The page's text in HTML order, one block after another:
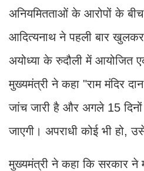
अनियमितताओं के आरोपों के बीच
आदित्यनाथ ने पहली बार खुलकर
अयोध्या के रुदौली में आयोजित
मुख्यमंत्री ने कहा "राम मंदिर
जांच जारी है और अगले 15
जाएगी। अपराधी कोई भी हो,
मुख्यमंत्री ने कहा कि सरकार ने